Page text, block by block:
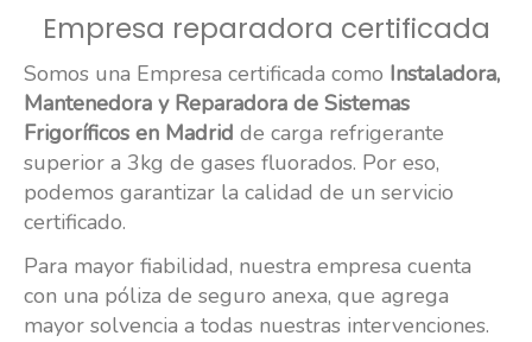
Empresa reparadora certificada
Somos una Empresa certificada como Instaladora,
Mantenedora y Reparadora de Sistemas
Frigoríficos en Madrid de carga refrigerante
superior a 3kg de gases fluorados. Por eso,
podemos garantizar la calidad de un servicio
certificado.
Para mayor fiabilidad, nuestra empresa cuenta
con una póliza de seguro anexa, que agrega
mayor solvencia a todas nuestras intervenciones.